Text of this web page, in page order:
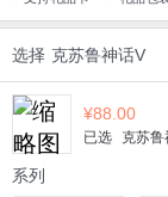
选择 克苏鲁神话V
¥88.00
已选 克苏
系列